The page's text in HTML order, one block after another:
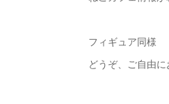
フィギュア同様
どうぞ、ご自由に